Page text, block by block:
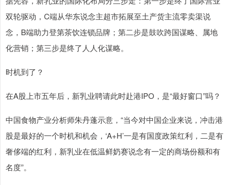
双轮驱动，C端从华东说念主超市拓展至土产货主流零卖渠说
念，B端助力登第茶饮连锁品牌；第二步是鼓吹跨国谋略、属地
化营销；第三步是终了人人化谋略。
时机到了？
在A股上市五年后，新乳业聘请此时赴港IPO，是“最好窗口”吗？
中国食物产业分析师朱丹蓬示意，“当今对中国企业来说，冲击港
股是最好的一个时机和机会，‘A+H’一是有国度政策红利，二是有
奢侈端的红利，新乳业在低温鲜奶赛说念有一定的商场份额和有
名度”。